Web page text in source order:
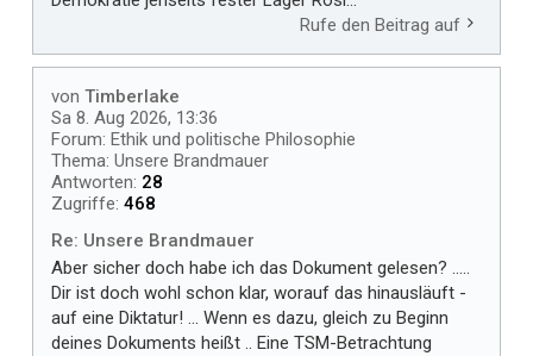
Rufe den Beitrag auf
von Timberlake
Sa 8. Aug 2026, 13:36
Forum: Ethik und politische Philosophie
Thema: Unsere Brandmauer
Antworten: 28
Zugriffe: 468
Re: Unsere Brandmauer
Aber sicher doch habe ich das Dokument gelesen? .....
Dir ist doch wohl schon klar, worauf das hinausläuft -
auf eine Diktatur! ... Wenn es dazu, gleich zu Beginn
deines Dokuments heißt .. Eine TSM-Betrachtung